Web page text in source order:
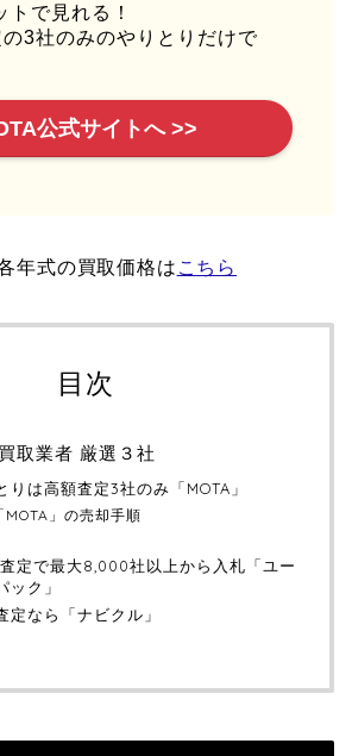
トで見れる！
3社のみのやりとりだけで
公式サイトへ >>
年式の買取価格は こちら
目次
取業者 厳選３社
りは高額査定3社のみ「MOTA」
「MOTA」の売却手順
定で最大8,000社以上から入札「ユー
ック」
定なら「ナビクル」